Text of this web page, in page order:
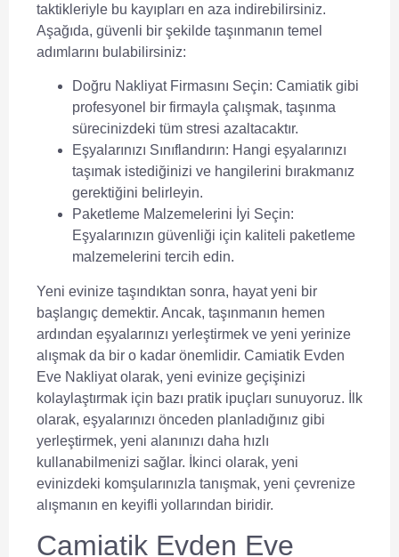
taktikleriyle bu kayıpları en aza indirebilirsiniz.
Aşağıda, güvenli bir şekilde taşınmanın temel
adımlarını bulabilirsiniz:
Doğru Nakliyat Firmasını Seçin: Camiatik gibi
profesyonel bir firmayla çalışmak, taşınma
sürecinizdeki tüm stresi azaltacaktır.
Eşyalarınızı Sınıflandırın: Hangi eşyalarınızı
taşımak istediğinizi ve hangilerini bırakmanız
gerektiğini belirleyin.
Paketleme Malzemelerini İyi Seçin:
Eşyalarınızın güvenliği için kaliteli paketleme
malzemelerini tercih edin.
Yeni evinize taşındıktan sonra, hayat yeni bir
başlangıç demektir. Ancak, taşınmanın hemen
ardından eşyalarınızı yerleştirmek ve yeni yerinize
alışmak da bir o kadar önemlidir. Camiatik Evden
Eve Nakliyatolarak, yeni evinize geçişinizi
kolaylaştırmak için bazı pratik ipuçları sunuyoruz. İlk
olarak, eşyalarınızı önceden planladığınız gibi
yerleştirmek, yeni alanınızı daha hızlı
kullanabilmenizi sağlar. İkinci olarak, yeni
evinizdeki komşularınızla tanışmak, yeni çevrenize
alışmanın en keyifli yollarından biridir.
Camiatik Evden Eve